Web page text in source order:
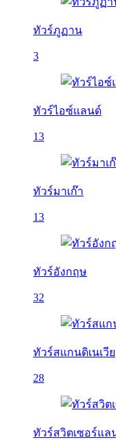
ทัวร์ภูฏาน
3
ทัวร์ไอซ์แลนด์
13
ทัวร์มาเก๊า
13
ทัวร์อังกฤษ
32
ทัวร์สแกนดิเนเวีย
28
ทัวร์สวิตเซอร์แล